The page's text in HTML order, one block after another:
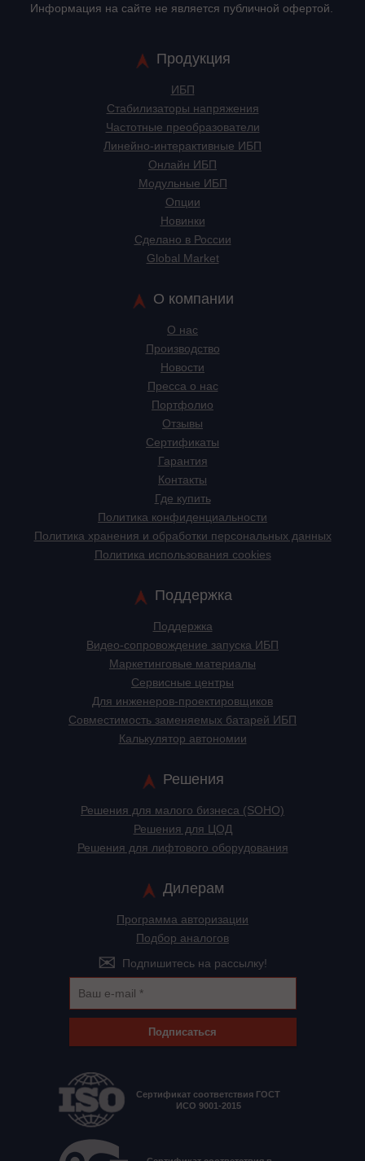
Информация на сайте не является публичной офертой.
Продукция
ИБП
Стабилизаторы напряжения
Частотные преобразователи
Линейно-интерактивные ИБП
Онлайн ИБП
Модульные ИБП
Опции
Новинки
Сделано в России
Global Market
О компании
О нас
Производство
Новости
Пресса о нас
Портфолио
Отзывы
Сертификаты
Гарантия
Контакты
Где купить
Политика конфиденциальности
Политика хранения и обработки персональных данных
Политика использования cookies
Поддержка
Поддержка
Видео-сопровождение запуска ИБП
Маркетинговые материалы
Сервисные центры
Для инженеров-проектировщиков
Cовместимость заменяемых батарей ИБП
Калькулятор автономии
Решения
Решения для малого бизнеса (SOHO)
Решения для ЦОД
Решения для лифтового оборудования
Дилерам
Программа авторизации
Подбор аналогов
Подпишитесь на рассылку!
Подписаться
Сертификат соответствия ГОСТ
ИСО 9001-2015